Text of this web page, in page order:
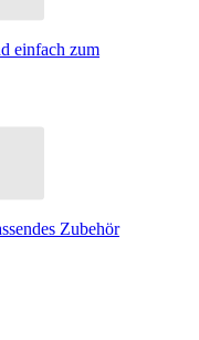
einfach zum
Zubehör